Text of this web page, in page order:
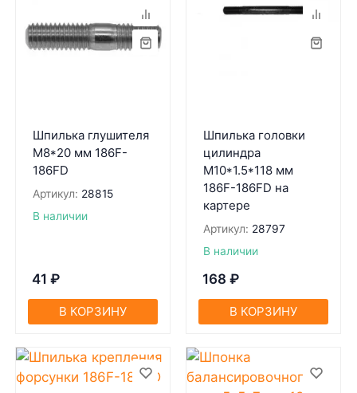
Шпилька глушителя
М8*20 мм 186F-
186FD
Артикул: 28815
В наличии
41 ₽
В КОРЗИНУ
Шпилька головки
цилиндра
М10*1.5*118 мм
186F-186FD на
картере
Артикул: 28797
В наличии
168 ₽
В КОРЗИНУ